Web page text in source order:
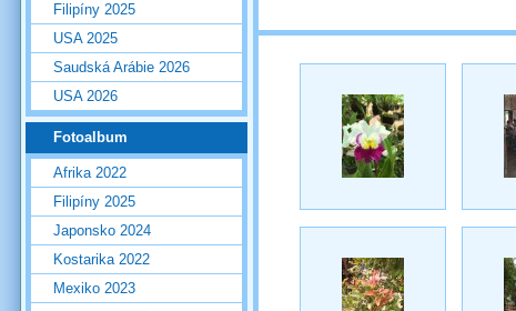
Filipíny 2025
USA 2025
Saudská Arábie 2026
USA 2026
Fotoalbum
Afrika 2022
Filipíny 2025
Japonsko 2024
Kostarika 2022
Mexiko 2023